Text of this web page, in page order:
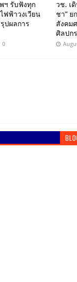
ฯ รับฟังทุก
ฟฟ้าวงเวียน
ปผลการ
0
วช. เ
ชา” ย
สังคม
ศิลปก